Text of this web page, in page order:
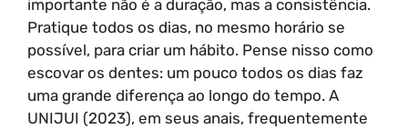
importante não é a duração, mas a consistência.
Pratique todos os dias, no mesmo horário se
possível, para criar um hábito. Pense nisso como
escovar os dentes: um pouco todos os dias faz
uma grande diferença ao longo do tempo. A
UNIJUI (2023), em seus anais, frequentemente